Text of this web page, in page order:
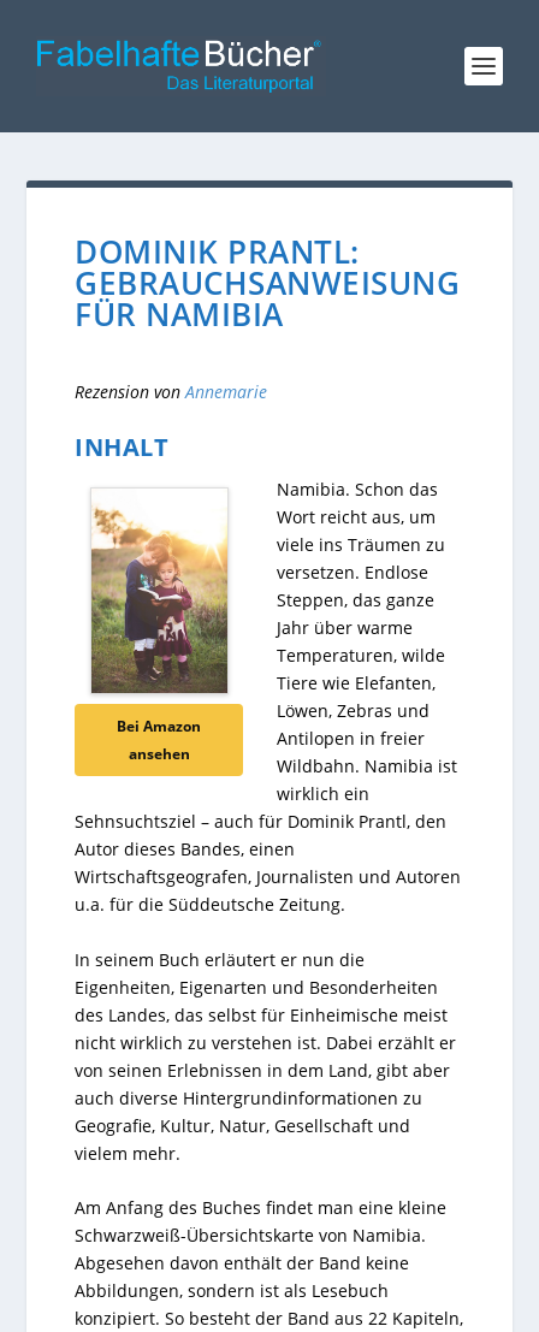
DOMINIK PRANTL:
GEBRAUCHSANWEISUNG
FÜR NAMIBIA
Rezension vonAnnemarie
INHALT
Bei Amazon
ansehen
Namibia. Schon das
Wort reicht aus, um
viele ins Träumen zu
versetzen. Endlose
Steppen, das ganze
Jahr über warme
Temperaturen, wilde
Tiere wie Elefanten,
Löwen, Zebras und
Antilopen in freier
Wildbahn. Namibia ist
wirklich ein
Sehnsuchtsziel – auch für Dominik Prantl, den
Autor dieses Bandes, einen
Wirtschaftsgeografen, Journalisten und Autoren
u.a. für die Süddeutsche Zeitung.
In seinem Buch erläutert er nun die
Eigenheiten, Eigenarten und Besonderheiten
des Landes, das selbst für Einheimische meist
nicht wirklich zu verstehen ist. Dabei erzählt er
von seinen Erlebnissen in dem Land, gibt aber
auch diverse Hintergrundinformationen zu
Geografie, Kultur, Natur, Gesellschaft und
vielem mehr.
Am Anfang des Buches findet man eine kleine
Schwarzweiß-Übersichtskarte von Namibia.
Abgesehen davon enthält der Band keine
Abbildungen, sondern ist als Lesebuch
konzipiert. So besteht der Band aus 22 Kapiteln,